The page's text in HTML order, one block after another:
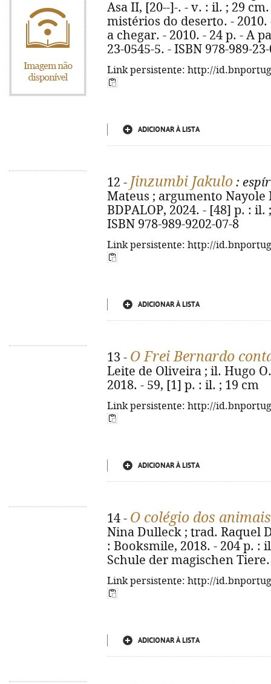
Asa II, [20--]-. - v. : il. ; 29
mistérios do deserto. - 2010.
a chegar. - 2010. - 24 p. - A
23-0545-5. - ISBN 978-989-
Link persistente: http://
ADICIONAR À LISTA
12 - Jinzumbi Jakulo :
Mateus ; argumento Nayole
BDPALOP, 2024. - [48] p. :
ISBN 978-989-9202-07-8
Link persistente: http://
ADICIONAR À LISTA
13 - O Frei Bernardo
Leite de Oliveira ; il. Hugo
2018. - 59, [1] p. : il. ; 19 cm
Link persistente: http://
ADICIONAR À LISTA
14 - O colégio dos
Nina Dulleck ; trad. Raquel
: Booksmile, 2018. - 204 p. :
Schule der magischen Tiere.
Link persistente: http://
ADICIONAR À LISTA